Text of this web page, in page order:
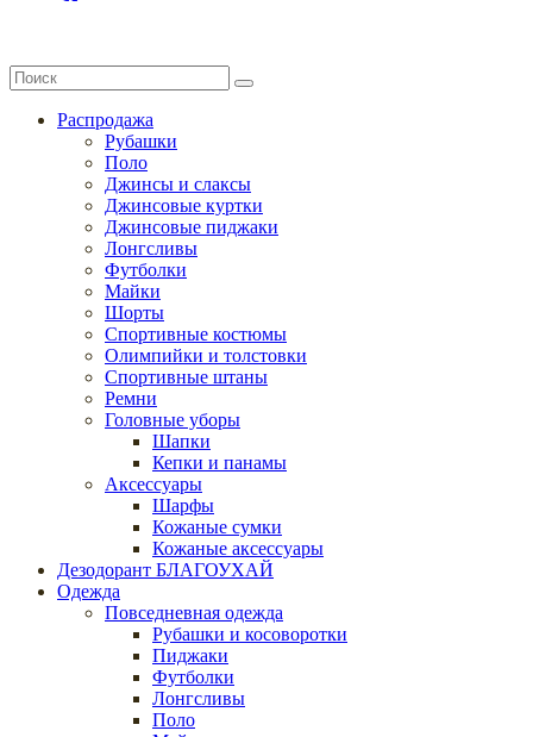
Распродажа
Рубашки
Поло
Джинсы и слаксы
Джинсовые куртки
Джинсовые пиджаки
Лонгсливы
Футболки
Майки
Шорты
Спортивные костюмы
Олимпийки и толстовки
Спортивные штаны
Ремни
Головные уборы
Шапки
Кепки и панамы
Аксессуары
Шарфы
Кожаные сумки
Кожаные аксессуары
Дезодорант БЛАГОУХАЙ
Одежда
Повседневная одежда
Рубашки и косоворотки
Пиджаки
Футболки
Лонгсливы
Поло